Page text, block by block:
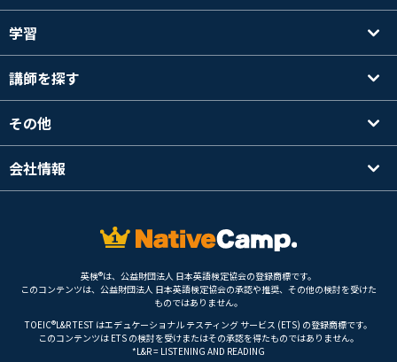
学習
講師を探す
その他
会社情報
英検®は、公益財団法人 日本英語検定協会の登録商標です。
このコンテンツは、公益財団法人 日本英語検定協会の承認や推奨、その他の検討を受けた
ものではありません。
TOEIC®L&R TEST はエデュケーショナル テスティング サービス (ETS) の登録商標です。
このコンテンツは ETS の検討を受けまたはその承認を得たものではありません。
*L&R = LISTENING AND READING